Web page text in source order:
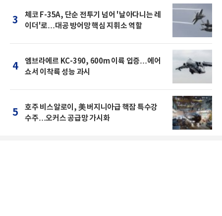
3
체코 F-35A, 단순 전투기 넘어 '날아다니는 레
이더'로…대공 방어망 핵심 지휘소 역할
4
엠브라에르 KC-390, 600m 이륙 입증…에어
쇼서 이착륙 성능 과시
5
호주 비스알로이, 美 버지니아급 핵잠 특수강
수주…오커스 공급망 가시화